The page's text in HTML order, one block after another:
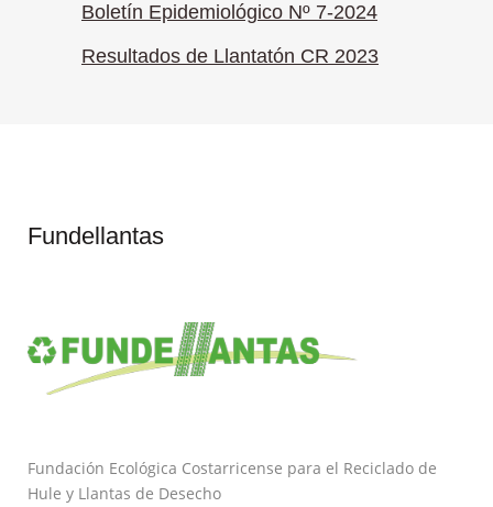
Boletín Epidemiológico Nº 7-2024
Resultados de Llantatón CR 2023
Fundellantas
Fundación Ecológica Costarricense para el Reciclado de
Hule y Llantas de Desecho